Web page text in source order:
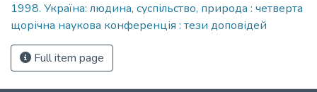
1998. Україна: людина, суспільство, природа : четверта
щорічна наукова конференція : тези доповідей
Full item page